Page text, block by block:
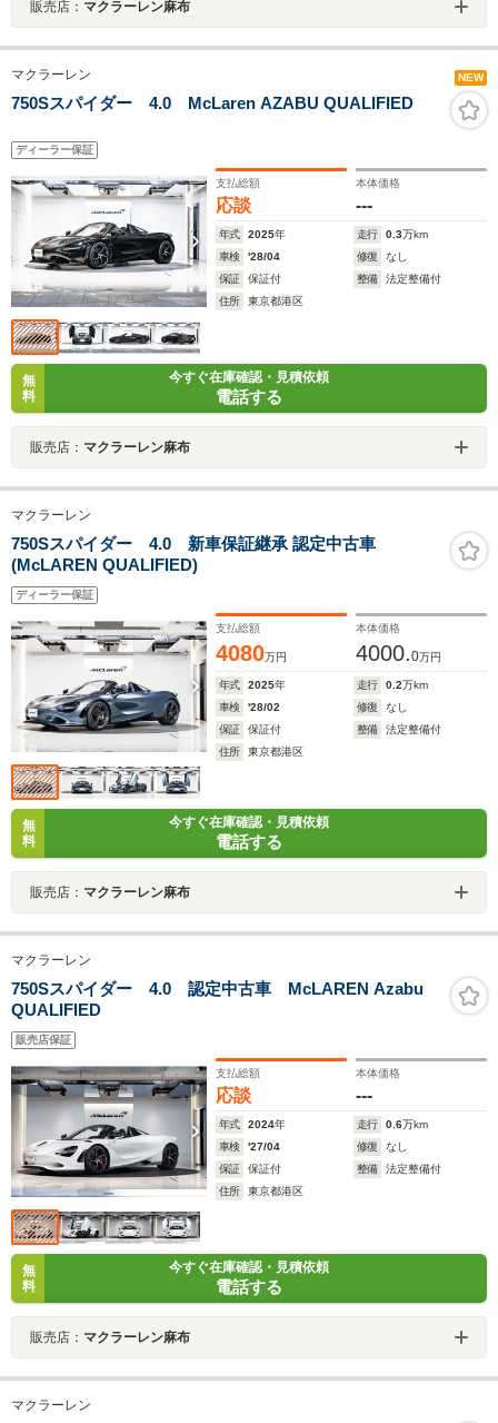
販売店： マクラーレン麻布
マクラーレン NEW
750Sスパイダー 4.0 McLaren AZABU QUALIFIED
ディーラー保証
支払総額
応談
本体価格
---
年式 2025年 走行 0.3万km
車検
'28/04 修復
なし
保証
保証付 整備
法定整備付
住所
東京都港区
無
料
今すぐ在庫確認・見積依頼
電話する
販売店： マクラーレン麻布
マクラーレン
750Sスパイダー 4.0 新車保証継承 認定中古車
(McLAREN QUALIFIED)
ディーラー保証
支払総額
4080万円
本体価格
4000.0万円
年式 2025年 走行 0.2万km
車検
'28/02 修復
なし
保証
保証付 整備
法定整備付
住所
東京都港区
無
料
今すぐ在庫確認・見積依頼
電話する
販売店： マクラーレン麻布
マクラーレン
750Sスパイダー 4.0 認定中古車 McLAREN Azabu
QUALIFIED
販売店保証
支払総額
応談
本体価格
---
年式 2024年 走行 0.6万km
車検
'27/04 修復
なし
保証
保証付 整備
法定整備付
住所
東京都港区
無
料
今すぐ在庫確認・見積依頼
電話する
販売店： マクラーレン麻布
マクラーレン